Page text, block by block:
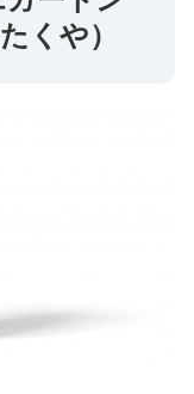
くや）